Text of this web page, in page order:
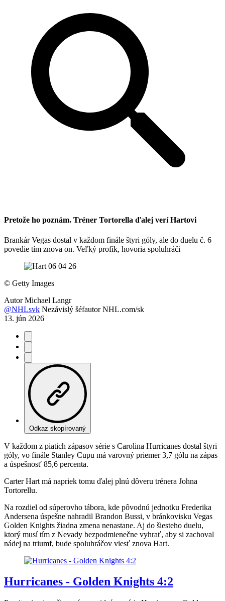
Pretože ho poznám. Tréner Tortorella ďalej verí Hartovi
Brankár Vegas dostal v každom finále štyri góly, ale do duelu č. 6
povedie tím znova on. Veľký profík, hovoria spoluhráči
© Getty Images
Autor Michael Langr
@NHLsvk Nezávislý šéfautor NHL.com/sk
13. jún 2026
Odkaz skopírovaný
V každom z piatich zápasov série s Carolina Hurricanes dostal štyri
góly, vo finále Stanley Cupu má varovný priemer 3,7 gólu na zápas
a úspešnosť 85,6 percenta.
Carter Hart má napriek tomu ďalej plnú dôveru trénera Johna
Tortorellu.
Na rozdiel od súperovho tábora, kde pôvodnú jednotku Frederika
Andersena úspešne nahradil Brandon Bussi, v bránkovisku Vegas
Golden Knights žiadna zmena nenastane. Aj do šiesteho duelu,
ktorý musí tím z Nevady bezpodmienečne vyhrať, aby si zachoval
nádej na triumf, bude spoluhráčov viesť znova Hart.
Hurricanes - Golden Knights 4:2